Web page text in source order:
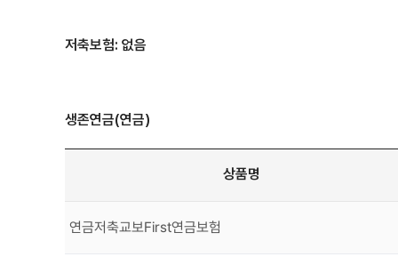
저축보험: 없음
생존연금(연금)
상품명
연금저축교보First연금보험